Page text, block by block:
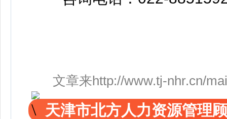
文章来http://www.tj-nhr.cn/
天津市北方人力资源管理